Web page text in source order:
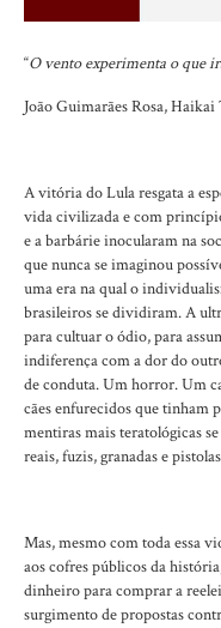
“O vento experimenta o que
João Guimarães Rosa,
A vitória do Lula resgata a
vida civilizada e com
e a barbárie inocularam na
que nunca se imaginou
uma era na qual o
brasileiros se dividiram. A
para cultuar o ódio, para
indiferença com a dor do
de conduta. Um horror. Um
cães enfurecidos que tinham
mentiras mais teratológicas
reais, fuzis, granadas e
Mas, mesmo com toda essa
aos cofres públicos da
dinheiro para comprar a
surgimento de propostas